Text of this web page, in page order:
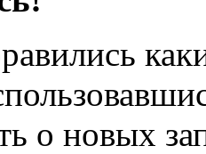
о новых